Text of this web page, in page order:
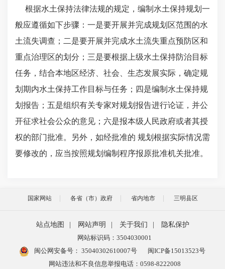
根据水土保持法律法规的规定，编制水土保持规划一
般应遵循如下步骤：一是要开展并完成规划区范围的水
土流失调查；二是要开展并完成水土流失重点预防区和
重点治理区的划分；三是要根据上级水土保持防治目标
任务，结合本地区经济、社会、生态发展实际，确定规
划期内水土保持工作目标与任务；四是编制水土保持规
划报告；五是组织有关专家对规划报告进行论证，并公
开征求社会公众的意见；六是报本级人民政府或者其授
权的部门批准。另外，如经批准的 规划根据实际情况需
要修改的，应当按照规划编制程序报原批准机关批准。
国家网站 各省（市）政府 省内地市 三明县区
站点地图 网站声明 关于我们
隐私保护
网站标识码：3504030001
闽公网安备号： 35040302610007号
闽ICP备15013523号
网站违法和不良信息举报电话：0598-8222008